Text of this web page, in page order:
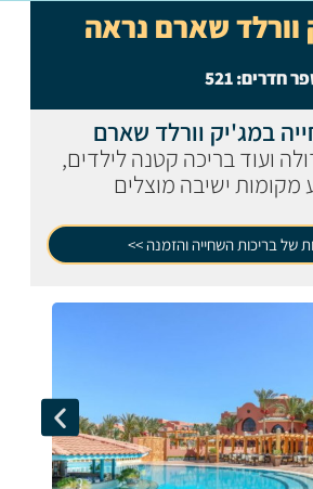
וורלד שארם נראה
חדרים:521
במג'יק וורלד שארם
ועוד בריכה קטנה לילדים,
מקומות ישיבה מוצלים
של בריכות השחייה והזמנה >>